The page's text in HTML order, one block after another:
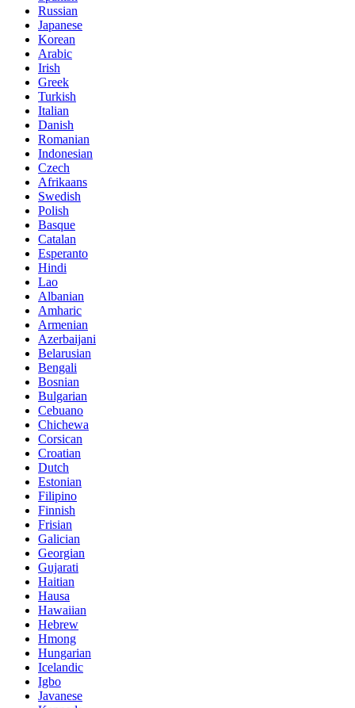
Russian
Japanese
Korean
Arabic
Irish
Greek
Turkish
Italian
Danish
Romanian
Indonesian
Czech
Afrikaans
Swedish
Polish
Basque
Catalan
Esperanto
Hindi
Lao
Albanian
Amharic
Armenian
Azerbaijani
Belarusian
Bengali
Bosnian
Bulgarian
Cebuano
Chichewa
Corsican
Croatian
Dutch
Estonian
Filipino
Finnish
Frisian
Galician
Georgian
Gujarati
Haitian
Hausa
Hawaiian
Hebrew
Hmong
Hungarian
Icelandic
Igbo
Javanese